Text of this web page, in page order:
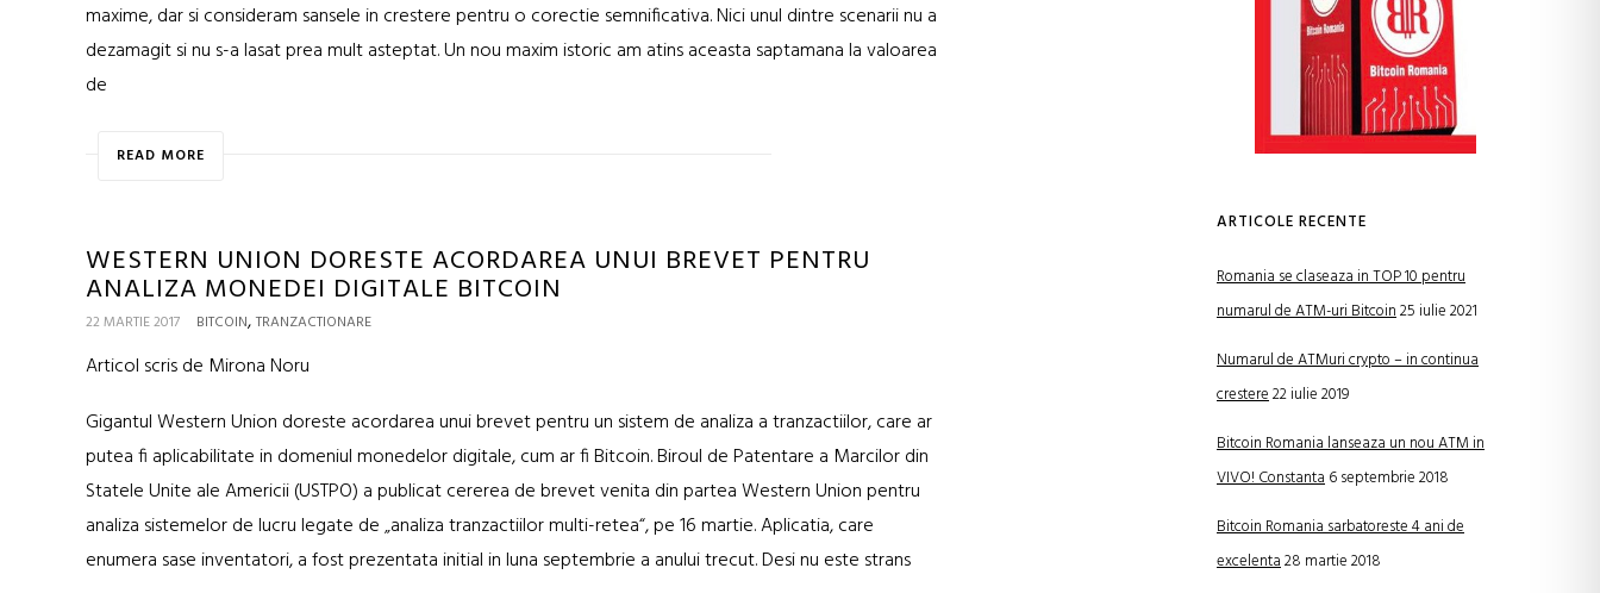
maxime, dar si consideram sansele in crestere pentru o corectie semnificativa. Nici unul dintre scenarii nu a
dezamagit si nu s-a lasat prea mult asteptat. Un nou maxim istoric am atins aceasta saptamana la valoarea
de
READ MORE
WESTERN UNION DORESTE ACORDAREA UNUI BREVET PENTRU
ANALIZA MONEDEI DIGITALE BITCOIN
22 MARTIE 2017 BITCOIN, TRANZACTIONARE
Articol scris de Mirona Noru
Gigantul Western Union doreste acordarea unui brevet pentru un sistem de analiza a tranzactiilor, care ar
putea fi aplicabilitate in domeniul monedelor digitale, cum ar fi Bitcoin. Biroul de Patentare a Marcilor din
Statele Unite ale Americii (USTPO) a publicat cererea de brevet venita din partea Western Union pentru
analiza sistemelor de lucru legate de „analiza tranzactiilor multi-retea“, pe 16 martie. Aplicatia, care
enumera sase inventatori, a fost prezentata initial in luna septembrie a anului trecut. Desi nu este strans
ARTICOLE RECENTE
Romania se claseaza in TOP 10 pentru
numarul de ATM-uri Bitcoin25 iulie 2021
Numarul de ATMuri crypto – in continua
crestere22 iulie 2019
Bitcoin Romania lanseaza un nou ATM in
VIVO! Constanta6 septembrie 2018
Bitcoin Romania sarbatoreste 4 ani de
excelenta28 martie 2018